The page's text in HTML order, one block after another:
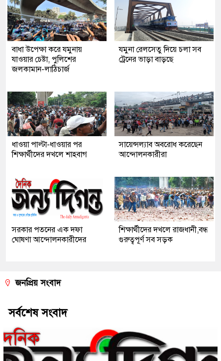
বাধা উপেক্ষা করে যমুনায়
যাওয়ার চেষ্টা, পুলিশের
জলকামান-লাঠিচার্জ
যমুনা রেলসেতু দিয়ে চলা সব
ট্রেনের ভাড়া বাড়ছে
ধাওয়া পাল্টা-ধাওয়ার পর
শিক্ষার্থীদের দখলে শাহবাগ
সায়েন্সল্যাব অবরোধ করেছেন
আন্দোলনকারীরা
সরকার পতনের এক দফা
ঘোষণা আন্দোলনকারীদের
শিক্ষার্থীদের দখলে রাজধানী,বন্ধ
গুরুত্বপূর্ণ সব সড়ক
জনপ্রিয় সংবাদ
সর্বশেষ সংবাদ